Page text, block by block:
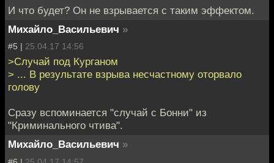
И что будет? Он не взрывается с таким эффектом.
Михайло_Васильевич »
#5 | 25.04.17 14:56
>Случай под Курганом
> ... В результате взрыва несчастному оторвало
голову
Сразу вспоминается "случай с Бонни" из
"Криминального чтива".
Михайло_Васильевич »